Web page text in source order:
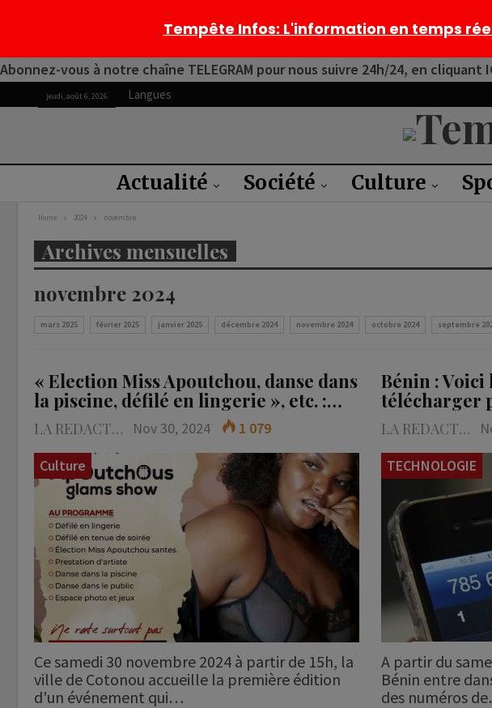
Abonnez-vous à notre chaîne TELEGRAM pour nous suivre 24h/24, en cliquant
jeudi, août 6, 2026 Langues
Actualité Société Culture
Home 2024 novembre
Archives mensuelles
novembre 2024
mars 2025 février 2025 janvier 2025 décembre 2024 novembre 2024 octobre 2024 septembre
« Election Miss Apoutchou, danse dans
la piscine, défilé en lingerie », etc. :…
LA REDACTION Nov 30, 2024
1 079
Culture
Ce samedi 30 novembre 2024 à partir de 15h, la
ville de Cotonou accueille la première édition
d'un événement qui…
Bénin : Voici
télécharger
LA REDACTION
TECHNOLOGIE
A partir du
Bénin entre
des numéros
Tempête Infos: L'information en temps